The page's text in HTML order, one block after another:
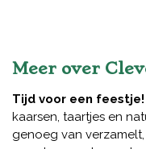
Meer over
Tijd voor een feestje!
kaarsen, taartjes en
genoeg van